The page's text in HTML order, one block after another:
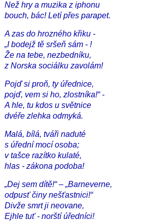
Než hry a muzika z iphonu
bouch, bác! Letí přes parapet.
A zas do hrozného křiku -
„I bodejž tě sršeň sám - !
Že na tebe, nezbedníku,
z Norska sociálku zavolám!
Pojď si proň, ty úřednice,
pojď, vem si ho, zlostníka!“ -
A hle, tu kdos u světnice
dvéře zlehka odmyká.
Malá, bílá, tváři naduté
s úřední mocí osoba;
v tašce razítko kulaté,
hlas - zákona podoba!
„Dej sem dítě!“ – „Barneverne,
odpusť činy nešťastnici!“
Divže smrt ji neovane,
Ejhle tuť - norští úředníci!